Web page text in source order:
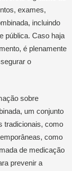
exames,
incluindo
pública. Caso haja
é plenamente
o
sobre
um conjunto
tradicionais, como
como
de medicação
prevenir a